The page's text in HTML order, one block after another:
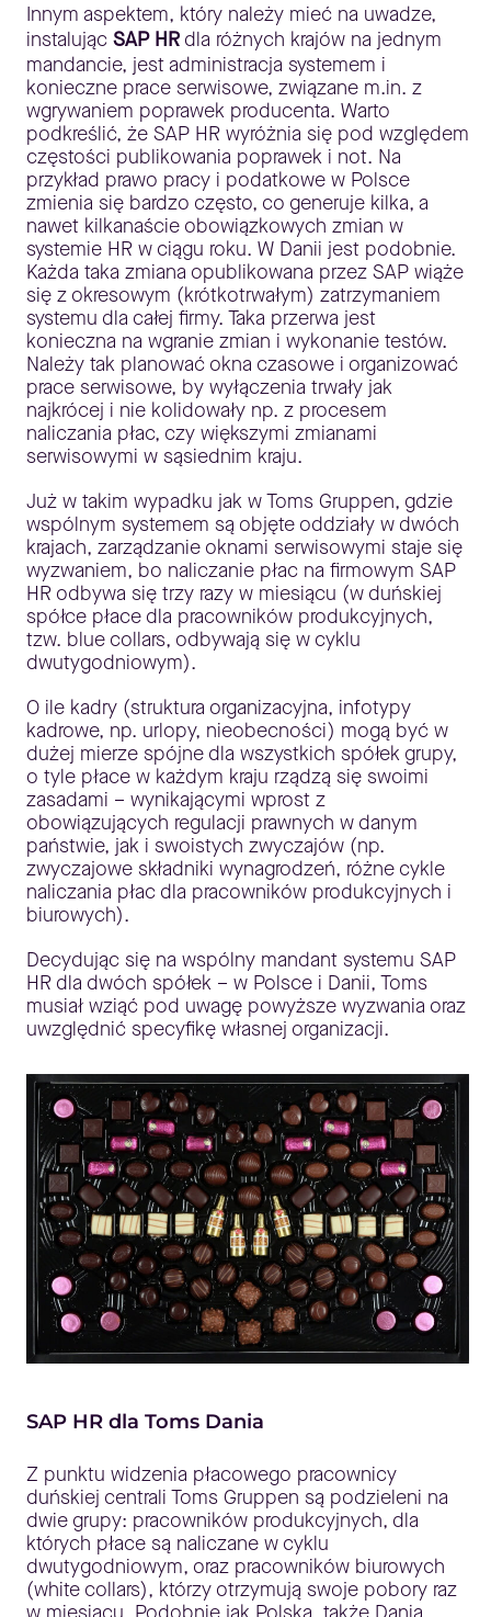
Innym aspektem, który należy mieć na uwadze,
instalując SAP HR dla różnych krajów na jednym
mandancie, jest administracja systemem i
konieczne prace serwisowe, związane m.in. z
wgrywaniem poprawek producenta. Warto
podkreślić, że SAP HR wyróżnia się pod względem
częstości publikowania poprawek i not. Na
przykład prawo pracy i podatkowe w Polsce
zmienia się bardzo często, co generuje kilka, a
nawet kilkanaście obowiązkowych zmian w
systemie HR w ciągu roku. W Danii jest podobnie.
Każda taka zmiana opublikowana przez SAP wiąże
się z okresowym (krótkotrwałym) zatrzymaniem
systemu dla całej firmy. Taka przerwa jest
konieczna na wgranie zmian i wykonanie testów.
Należy tak planować okna czasowe i organizować
prace serwisowe, by wyłączenia trwały jak
najkrócej i nie kolidowały np. z procesem
naliczania płac, czy większymi zmianami
serwisowymi w sąsiednim kraju.
Już w takim wypadku jak w Toms Gruppen, gdzie
wspólnym systemem są objęte oddziały w dwóch
krajach, zarządzanie oknami serwisowymi staje się
wyzwaniem, bo naliczanie płac na firmowym SAP
HR odbywa się trzy razy w miesiącu (w duńskiej
spółce płace dla pracowników produkcyjnych,
tzw. blue collars, odbywają się w cyklu
dwutygodniowym).
O ile kadry (struktura organizacyjna, infotypy
kadrowe, np. urlopy, nieobecności) mogą być w
dużej mierze spójne dla wszystkich spółek grupy,
o tyle płace w każdym kraju rządzą się swoimi
zasadami – wynikającymi wprost z
obowiązujących regulacji prawnych w danym
państwie, jak i swoistych zwyczajów (np.
zwyczajowe składniki wynagrodzeń, różne cykle
naliczania płac dla pracowników produkcyjnych i
biurowych).
Decydując się na wspólny mandant systemu SAP
HR dla dwóch spółek – w Polsce i Danii, Toms
musiał wziąć pod uwagę powyższe wyzwania oraz
uwzględnić specyfikę własnej organizacji.
SAP HR dla Toms Dania
Z punktu widzenia płacowego pracownicy
duńskiej centrali Toms Gruppen są podzieleni na
dwie grupy: pracowników produkcyjnych, dla
których płace są naliczane w cyklu
dwutygodniowym, oraz pracowników biurowych
(white collars), którzy otrzymują swoje pobory raz